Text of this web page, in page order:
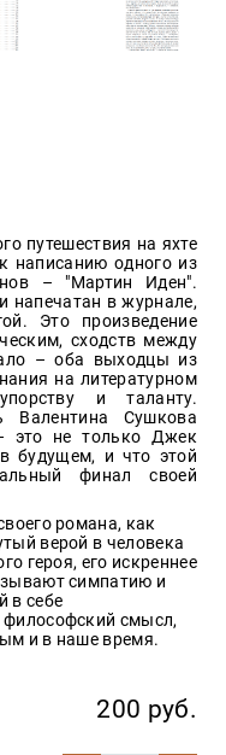
путешествия на яхте
написанию одного из
– "Мартин Иден".
напечатан в журнале,
Это произведение
сходств между
– оба выходцы из
на литературном
и таланту.
Валентина Сушкова
это не только Джек
будущем, и что этой
финал своей
романа, как
верой в человека
героя, его искреннее
симпатию и
в себе
смысл,
и в наше время.
200 руб.